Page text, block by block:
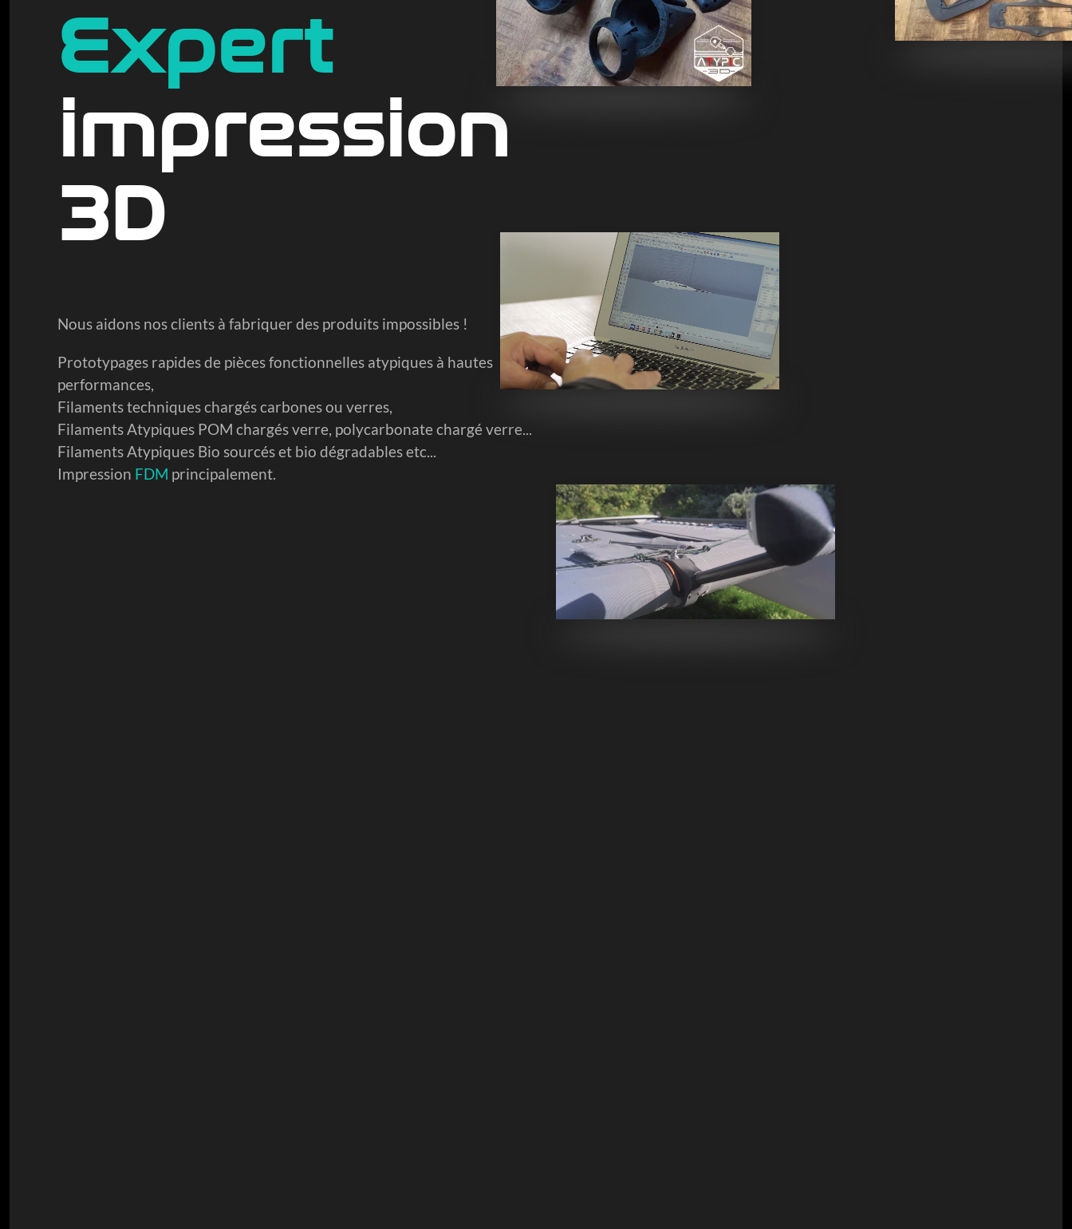
Expert
impres­sion­
3D
Nous aidons nos clients à fabriquer des produits impossibles !
Prototypages rapides de pièces fonctionnelles atypiques à hautes
performances,
Filaments techniques chargés carbones ou verres,
Filaments Atypiques POM chargés verre, polycarbonate chargé verre...
Filaments Atypiques Bio sourcés et bio dégradables etc...
Impression FDM principalement.